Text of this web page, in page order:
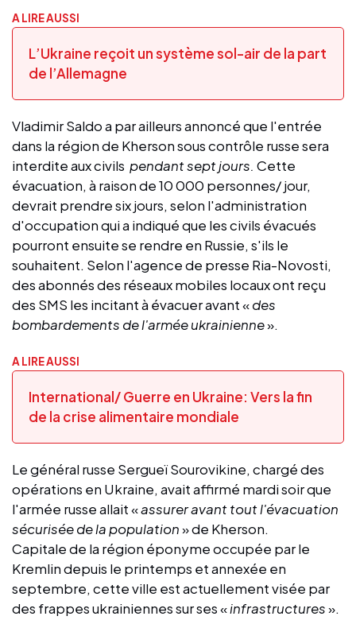
A LIRE AUSSI
L’Ukraine reçoit un système sol-air de la part
de l’Allemagne
Vladimir Saldo a par ailleurs annoncé que l'entrée
dans la région de Kherson sous contrôle russe sera
interdite aux civils pendant sept jours. Cette
évacuation, à raison de 10 000 personnes/ jour,
devrait prendre six jours, selon l'administration
d'occupation qui a indiqué que les civils évacués
pourront ensuite se rendre en Russie, s'ils le
souhaitent. Selon l'agence de presse Ria-Novosti,
des abonnés des réseaux mobiles locaux ont reçu
des SMS les incitant à évacuer avant «des
bombardements de l'armée ukrainienne».
A LIRE AUSSI
International/ Guerre en Ukraine: Vers la fin
de la crise alimentaire mondiale
Le général russe Sergueï Sourovikine, chargé des
opérations en Ukraine, avait affirmé mardi soir que
l'armée russe allait «assurer avant tout l'évacuation
sécurisée de la population» de Kherson.
Capitale de la région éponyme occupée par le
Kremlin depuis le printemps et annexée en
septembre, cette ville est actuellement visée par
des frappes ukrainiennes sur ses «infrastructures».